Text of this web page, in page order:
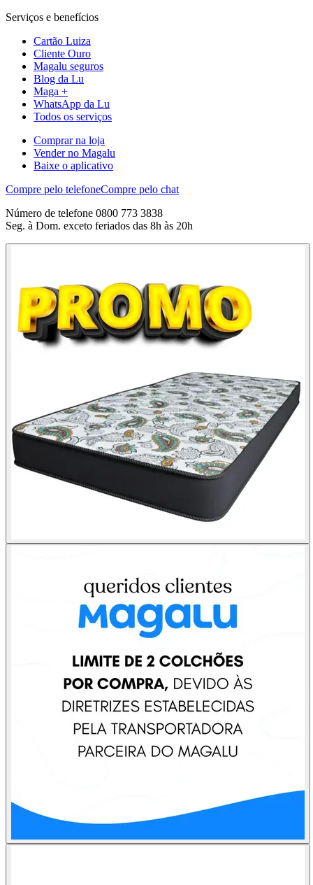
Serviços e benefícios
Cartão Luiza
Cliente Ouro
Magalu seguros
Blog da Lu
Maga +
WhatsApp da Lu
Todos os serviços
Comprar na loja
Vender no Magalu
Baixe o aplicativo
Compre pelo telefoneCompre pelo chat
Número de telefone 0800 773 3838
Seg. à Dom. exceto feriados das 8h às 20h